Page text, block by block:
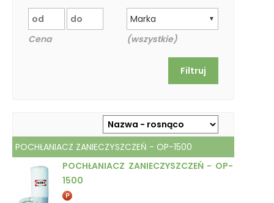
Cena
▼
Marka
(wszystkie)
POCHŁANIACZ ZANIECZYSZCZEŃ - OP-1500
POCHŁANIACZ ZANIECZYSZCZEŃ - OP-
1500